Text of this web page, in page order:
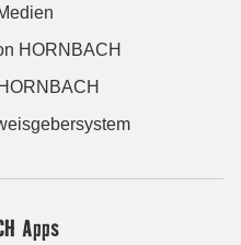
HORNBACH
Apps